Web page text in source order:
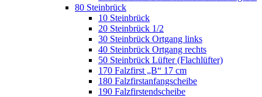
80 Steinbrück
10 Steinbrück
20 Steinbrück 1/2
30 Steinbrück Ortgang links
40 Steinbrück Ortgang rechts
50 Steinbrück Lüfter (Flachlüfter)
170 Falzfirst „B“ 17 cm
180 Falzfirstanfangscheibe
190 Falzfirstendscheibe